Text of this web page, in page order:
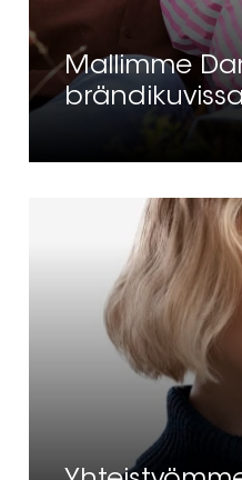
Mallimme